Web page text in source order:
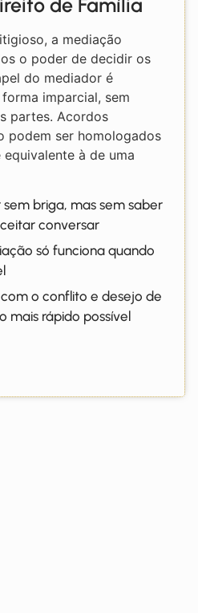
a mediação
o poder de decidir os
do mediador é
imparcial, sem
partes. Acordos
podem ser homologados
à de uma
briga, mas sem saber
conversar
só funciona quando
o conflito e desejo de
mais rápido possível